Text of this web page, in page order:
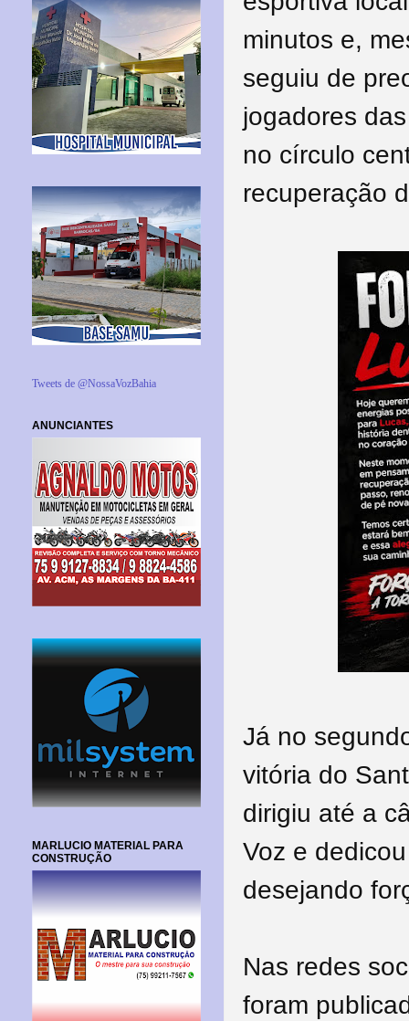
minutos e,
seguiu de
jogadores
no círculo
recuperação
Já no
vitória do
dirigiu até a
Voz e
desejando
Nas redes
foram
Tweets de @NossaVozBahia
ANUNCIANTES
MARLUCIO MATERIAL PARA
CONSTRUÇÃO